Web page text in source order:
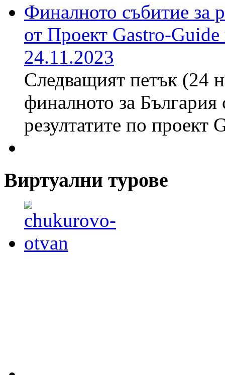
Финалното събитие за
от Проект Gastro-
24.11.2023
Следващият петък (24
финалното за България
резултатите по
Виртуални турове